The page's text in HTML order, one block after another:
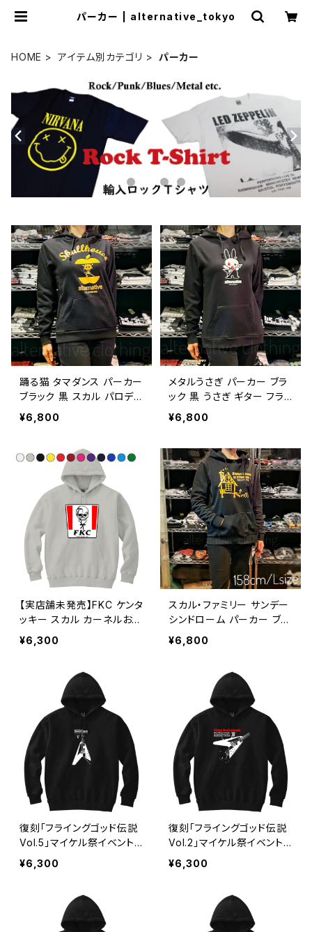
パーカー | alternative_tokyo
HOME アイテム別カテゴリ パーカー
踊る猫 タマダンス パーカー
ブラック 黒 スカル パロディ
メンズ レディース ドクロ 秋
冬 レディース おもしろ か
レゼント 大きいサイズ プル
オーバー RSP-142 SHP-0
¥6,800
メタルうさぎ パーカー ブラ
ック 黒 うさぎ ギター フラ
イングV プルオーバー おも
しろ かわいい 5331-01 AP-
¥6,800
【実店舗未発売】FKC ケンタ
ッキー スカル カーネルおじ
さん パロディ パーカー 軽
量プルパーカー upt
¥6,300
スカル・ファミリー サンデー
シンドローム パーカー ブラ
ック 黒 スカル パロディ メ
ンズ レディース ドクロ 秋冬
い ロックT バンドT プレゼ
ント 大きいサイズ プルオー
バー RSP-142 SHP-03
¥6,800
復刻「フライングゴッド伝説
Vol.5」マイケル祭イベント
パーカー 軽量プルパーカー
upt
¥6,300
復刻「フライングゴッド伝説
Vol.2」マイケル祭イベント
パーカー 軽量プルパーカー
upt
¥6,300